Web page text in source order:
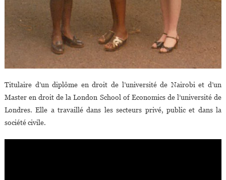
Titulaire d’un diplôme en droit de l’université de Nairobi et d’un
Master en droit de la London School of Economics de l’université de
Londres. Elle a travaillé dans les secteurs privé, public et dans la
société civile.